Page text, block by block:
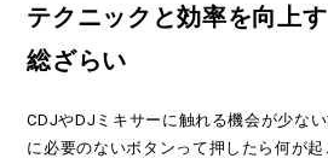
テクニックと効率を向上
総ざらい
CDJやDJミキサーに触れる機会が少な
に必要のないボタンって押したら何が起